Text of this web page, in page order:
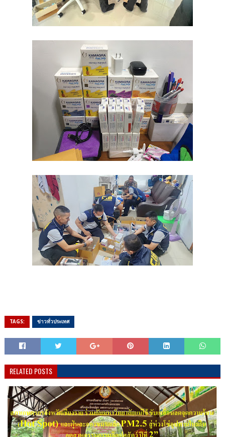
TAGS: ข่าวทั่วประเทศ
RELATED POSTS